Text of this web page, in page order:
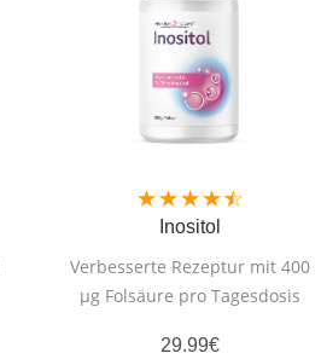
Inositol
Verbesserte Rezeptur mit 400
μg Folsäure pro Tagesdosis
29.99€